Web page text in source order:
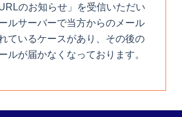
のお知らせ」を受信いただい
ルサーバーで当方からのメール
ているケースがあり、その後の
ルが届かなくなっております。